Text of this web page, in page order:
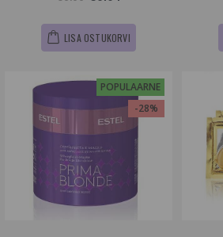
LISA OSTUKORVI
POPULAARNE
-28%